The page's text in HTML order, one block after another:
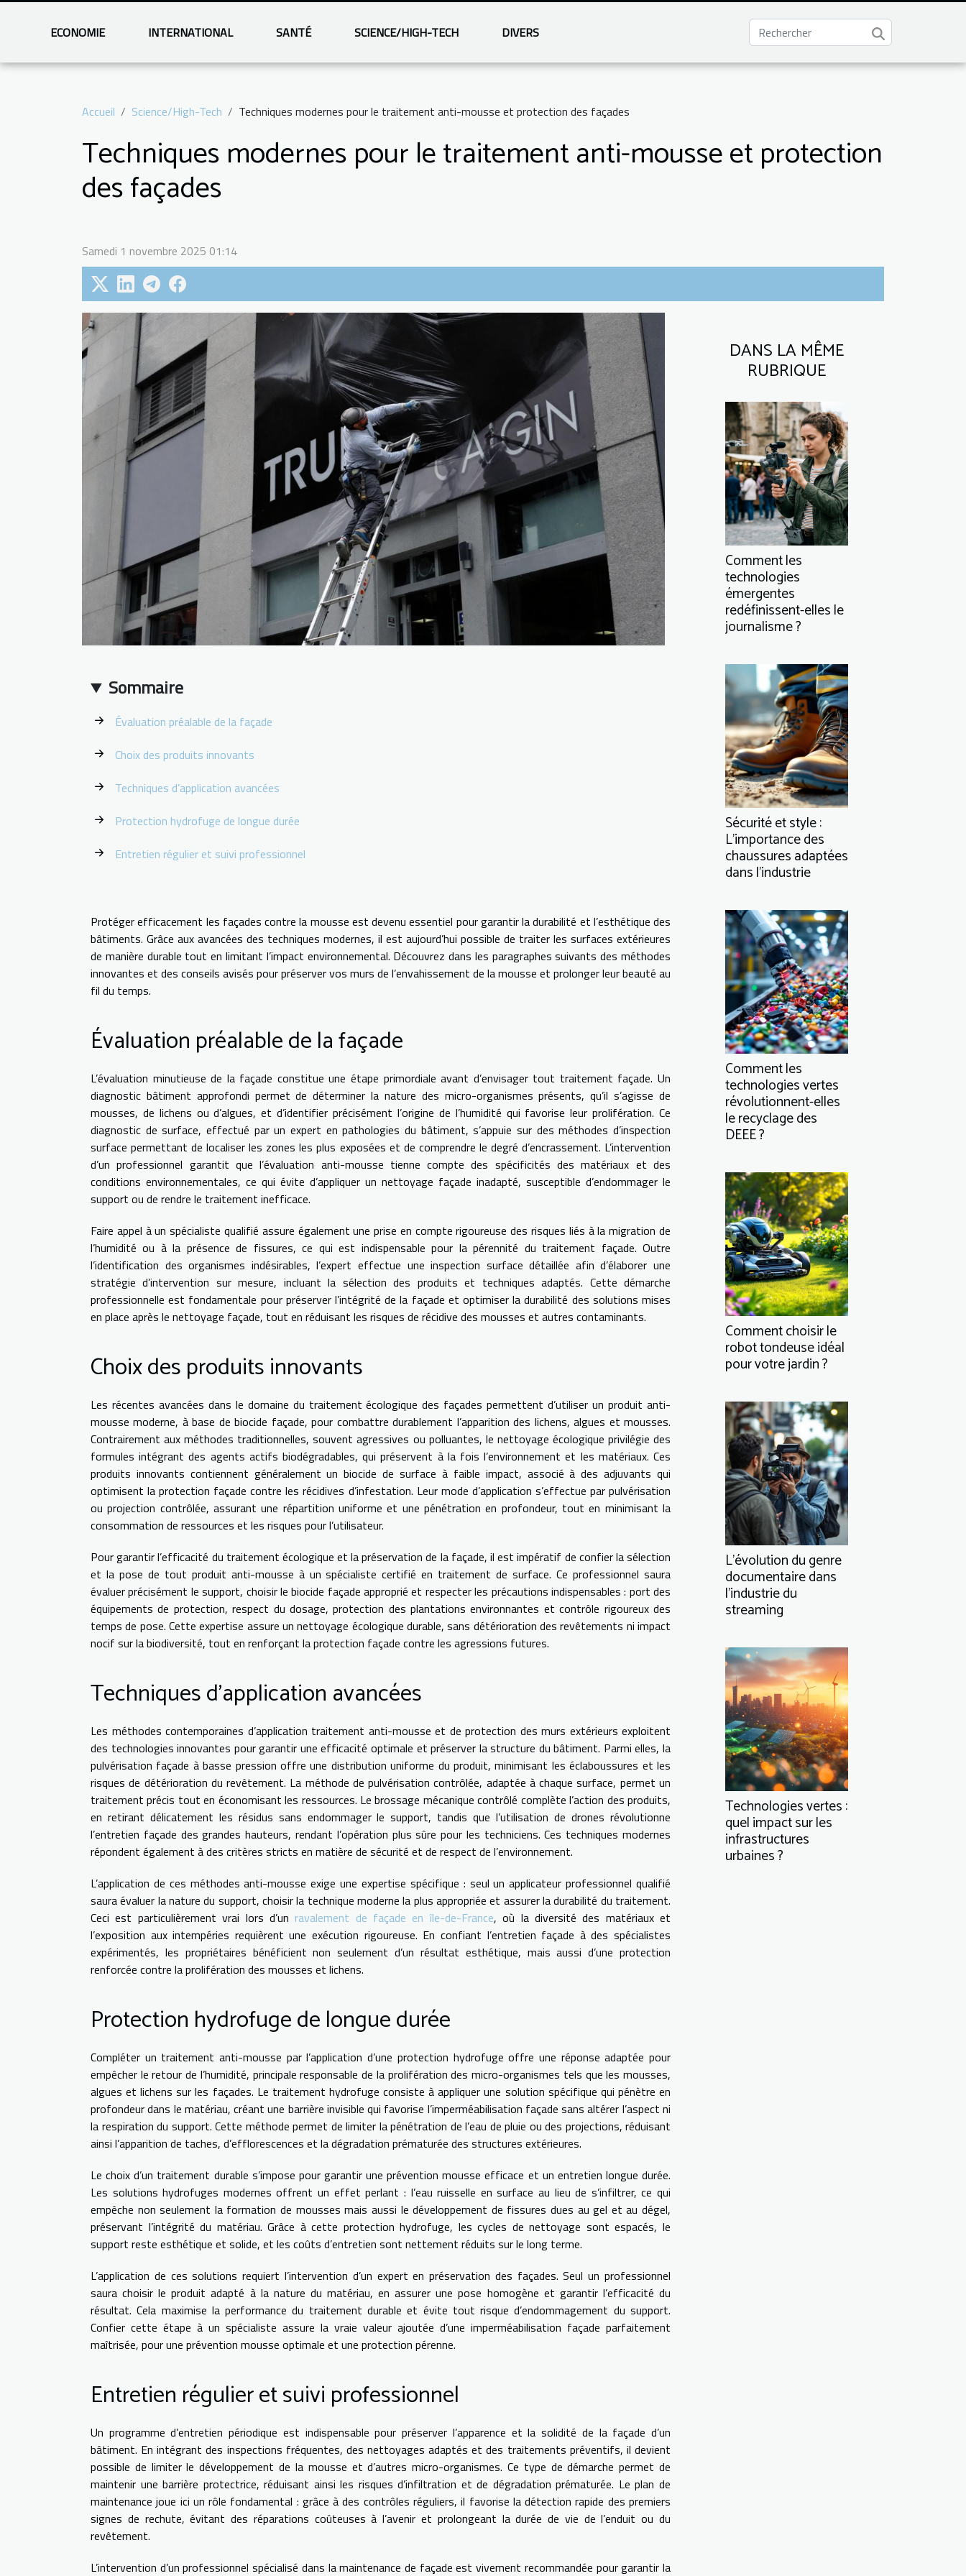
ECONOMIE INTERNATIONAL SANTÉ SCIENCE/HIGH-TECH DIVERS
Accueil Science/High-Tech Techniques modernes pour le traitement anti-mousse et protection des façades
Techniques modernes pour le traitement anti-mousse et protection
des façades
Samedi 1 novembre 2025 01:14
Sommaire
Évaluation préalable de la façade
Choix des produits innovants
Techniques d’application avancées
Protection hydrofuge de longue durée
Entretien régulier et suivi professionnel
Protéger efficacement les façades contre la mousse est devenu essentiel pour garantir la durabilité et l’esthétique des
bâtiments. Grâce aux avancées des techniques modernes, il est aujourd’hui possible de traiter les surfaces extérieures
de manière durable tout en limitant l’impact environnemental. Découvrez dans les paragraphes suivants des méthodes
innovantes et des conseils avisés pour préserver vos murs de l’envahissement de la mousse et prolonger leur beauté au
fil du temps.
Évaluation préalable de la façade
L’évaluation minutieuse de la façade constitue une étape primordiale avant d’envisager tout traitement façade. Un
diagnostic bâtiment approfondi permet de déterminer la nature des micro-organismes présents, qu’il s’agisse de
mousses, de lichens ou d’algues, et d’identifier précisément l’origine de l’humidité qui favorise leur prolifération. Ce
diagnostic de surface, effectué par un expert en pathologies du bâtiment, s’appuie sur des méthodes d’inspection
surface permettant de localiser les zones les plus exposées et de comprendre le degré d’encrassement. L’intervention
d’un professionnel garantit que l’évaluation anti-mousse tienne compte des spécificités des matériaux et des
conditions environnementales, ce qui évite d’appliquer un nettoyage façade inadapté, susceptible d’endommager le
support ou de rendre le traitement inefficace.
Faire appel à un spécialiste qualifié assure également une prise en compte rigoureuse des risques liés à la migration de
l’humidité ou à la présence de fissures, ce qui est indispensable pour la pérennité du traitement façade. Outre
l’identification des organismes indésirables, l’expert effectue une inspection surface détaillée afin d’élaborer une
stratégie d’intervention sur mesure, incluant la sélection des produits et techniques adaptés. Cette démarche
professionnelle est fondamentale pour préserver l’intégrité de la façade et optimiser la durabilité des solutions mises
en place après le nettoyage façade, tout en réduisant les risques de récidive des mousses et autres contaminants.
Choix des produits innovants
Les récentes avancées dans le domaine du traitement écologique des façades permettent d’utiliser un produit anti-
mousse moderne, à base de biocide façade, pour combattre durablement l’apparition des lichens, algues et mousses.
Contrairement aux méthodes traditionnelles, souvent agressives ou polluantes, le nettoyage écologique privilégie des
formules intégrant des agents actifs biodégradables, qui préservent à la fois l’environnement et les matériaux. Ces
produits innovants contiennent généralement un biocide de surface à faible impact, associé à des adjuvants qui
optimisent la protection façade contre les récidives d’infestation. Leur mode d’application s’effectue par pulvérisation
ou projection contrôlée, assurant une répartition uniforme et une pénétration en profondeur, tout en minimisant la
consommation de ressources et les risques pour l’utilisateur.
Pour garantir l’efficacité du traitement écologique et la préservation de la façade, il est impératif de confier la sélection
et la pose de tout produit anti-mousse à un spécialiste certifié en traitement de surface. Ce professionnel saura
évaluer précisément le support, choisir le biocide façade approprié et respecter les précautions indispensables : port des
équipements de protection, respect du dosage, protection des plantations environnantes et contrôle rigoureux des
temps de pose. Cette expertise assure un nettoyage écologique durable, sans détérioration des revêtements ni impact
nocif sur la biodiversité, tout en renforçant la protection façade contre les agressions futures.
Techniques d’application avancées
Les méthodes contemporaines d’application traitement anti-mousse et de protection des murs extérieurs exploitent
des technologies innovantes pour garantir une efficacité optimale et préserver la structure du bâtiment. Parmi elles, la
pulvérisation façade à basse pression offre une distribution uniforme du produit, minimisant les éclaboussures et les
risques de détérioration du revêtement. La méthode de pulvérisation contrôlée, adaptée à chaque surface, permet un
traitement précis tout en économisant les ressources. Le brossage mécanique contrôlé complète l’action des produits,
en retirant délicatement les résidus sans endommager le support, tandis que l’utilisation de drones révolutionne
l’entretien façade des grandes hauteurs, rendant l’opération plus sûre pour les techniciens. Ces techniques modernes
répondent également à des critères stricts en matière de sécurité et de respect de l’environnement.
L’application de ces méthodes anti-mousse exige une expertise spécifique : seul un applicateur professionnel qualifié
saura évaluer la nature du support, choisir la technique moderne la plus appropriée et assurer la durabilité du traitement.
Ceci est particulièrement vrai lors d’un ravalement de façade en île-de-France, où la diversité des matériaux et
l’exposition aux intempéries requièrent une exécution rigoureuse. En confiant l’entretien façade à des spécialistes
expérimentés, les propriétaires bénéficient non seulement d’un résultat esthétique, mais aussi d’une protection
renforcée contre la prolifération des mousses et lichens.
Protection hydrofuge de longue durée
Compléter un traitement anti-mousse par l’application d’une protection hydrofuge offre une réponse adaptée pour
empêcher le retour de l’humidité, principale responsable de la prolifération des micro-organismes tels que les mousses,
algues et lichens sur les façades. Le traitement hydrofuge consiste à appliquer une solution spécifique qui pénètre en
profondeur dans le matériau, créant une barrière invisible qui favorise l’imperméabilisation façade sans altérer l’aspect ni
la respiration du support. Cette méthode permet de limiter la pénétration de l’eau de pluie ou des projections, réduisant
ainsi l’apparition de taches, d’efflorescences et la dégradation prématurée des structures extérieures.
Le choix d’un traitement durable s’impose pour garantir une prévention mousse efficace et un entretien longue durée.
Les solutions hydrofuges modernes offrent un effet perlant : l’eau ruisselle en surface au lieu de s’infiltrer, ce qui
empêche non seulement la formation de mousses mais aussi le développement de fissures dues au gel et au dégel,
préservant l’intégrité du matériau. Grâce à cette protection hydrofuge, les cycles de nettoyage sont espacés, le
support reste esthétique et solide, et les coûts d’entretien sont nettement réduits sur le long terme.
L’application de ces solutions requiert l’intervention d’un expert en préservation des façades. Seul un professionnel
saura choisir le produit adapté à la nature du matériau, en assurer une pose homogène et garantir l’efficacité du
résultat. Cela maximise la performance du traitement durable et évite tout risque d’endommagement du support.
Confier cette étape à un spécialiste assure la vraie valeur ajoutée d’une imperméabilisation façade parfaitement
maîtrisée, pour une prévention mousse optimale et une protection pérenne.
Entretien régulier et suivi professionnel
Un programme d’entretien périodique est indispensable pour préserver l’apparence et la solidité de la façade d’un
bâtiment. En intégrant des inspections fréquentes, des nettoyages adaptés et des traitements préventifs, il devient
possible de limiter le développement de la mousse et d’autres micro-organismes. Ce type de démarche permet de
maintenir une barrière protectrice, réduisant ainsi les risques d’infiltration et de dégradation prématurée. Le plan de
maintenance joue ici un rôle fondamental : grâce à des contrôles réguliers, il favorise la détection rapide des premiers
signes de rechute, évitant des réparations coûteuses à l’avenir et prolongeant la durée de vie de l’enduit ou du
revêtement.
L’intervention d’un professionnel spécialisé dans la maintenance de façade est vivement recommandée pour garantir la
DANS LA MÊME
RUBRIQUE
Comment les
technologies
émergentes
redéfinissent-elles le
journalisme ?
Sécurité et style :
L'importance des
chaussures adaptées
dans l'industrie
Comment les
technologies vertes
révolutionnent-elles
le recyclage des
DEEE ?
Comment choisir le
robot tondeuse idéal
pour votre jardin ?
L'évolution du genre
documentaire dans
l'industrie du
streaming
Technologies vertes :
quel impact sur les
infrastructures
urbaines ?